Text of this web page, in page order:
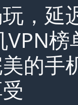
，延
榜
的手